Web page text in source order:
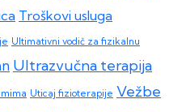
Troškovi usluga
Ultimativni vodič za fizikalnu
Ultrazvučna terapija
Uticaj fizioterapije Vežbe